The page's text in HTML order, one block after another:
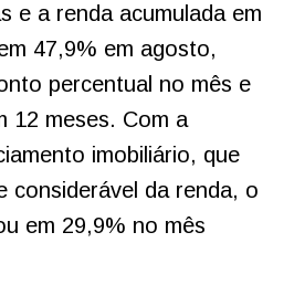
e a renda acumulada em
47,9% em agosto,
percentual no mês e
12 meses. Com a
imobiliário, que
considerável da renda, o
em 29,9% no mês